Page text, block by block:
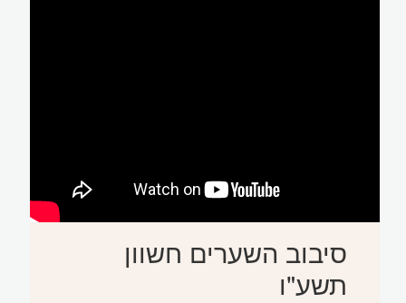
סיבוב השערים חשוון
תשע"ו